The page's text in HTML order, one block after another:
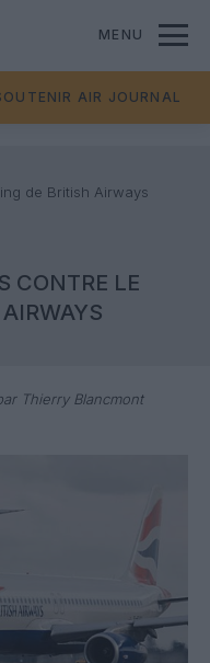
MENU
AIR JOURNAL
de British Airways
CONTRE LE
Thierry Blancmont